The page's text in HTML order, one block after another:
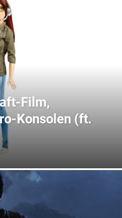
Film,
Konsolen (ft.